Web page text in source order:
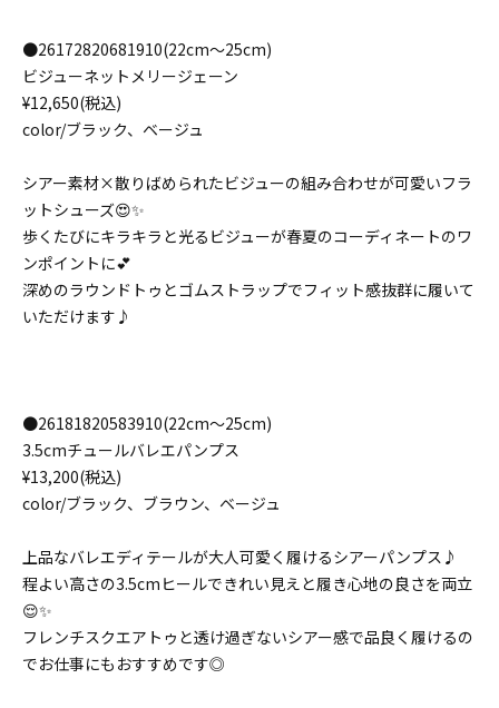
●26172820681910(22cm〜25cm)
ビジューネットメリージェーン
¥12,650(税込)
color/ブラック、ベージュ
シアー素材×散りばめられたビジューの組み合わせが可愛いフラ
ットシューズ😍✨
歩くたびにキラキラと光るビジューが春夏のコーディネートのワ
ンポイントに💕
深めのラウンドトゥとゴムストラップでフィット感抜群に履いて
いただけます♪
●26181820583910(22cm〜25cm)
3.5cmチュールバレエパンプス
¥13,200(税込)
color/ブラック、ブラウン、ベージュ
上品なバレエディテールが大人可愛く履けるシアーパンプス♪
程よい高さの3.5cmヒールできれい見えと履き心地の良さを両立
😌✨
フレンチスクエアトゥと透け過ぎないシアー感で品良く履けるの
でお仕事にもおすすめです◎